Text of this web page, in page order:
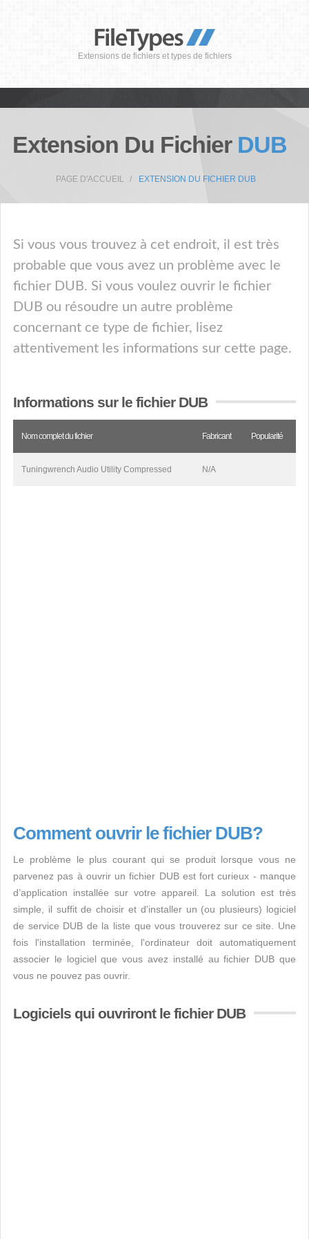
Extensions de fichiers et types de fichiers
Extension Du Fichier DUB
PAGE D'ACCUEIL EXTENSION DU FICHIER DUB
Si vous vous trouvez à cet endroit, il est très
probable que vous avez un problème avec le
fichier DUB. Si vous voulez ouvrir le fichier
DUB ou résoudre un autre problème
concernant ce type de fichier, lisez
attentivement les informations sur cette page.
Informations sur le fichier DUB
Nom complet du fichier Fabricant Popularité
Tuningwrench Audio Utility Compressed N/A
Comment ouvrir le fichier DUB?
Le problème le plus courant qui se produit lorsque vous ne
parvenez pas à ouvrir un fichier DUB est fort curieux - manque
d’application installée sur votre appareil. La solution est très
simple, il suffit de choisir et d'installer un (ou plusieurs) logiciel
de service DUB de la liste que vous trouverez sur ce site. Une
fois l'installation terminée, l'ordinateur doit automatiquement
associer le logiciel que vous avez installé au fichier DUB que
vous ne pouvez pas ouvrir.
Logiciels qui ouvriront le fichier DUB